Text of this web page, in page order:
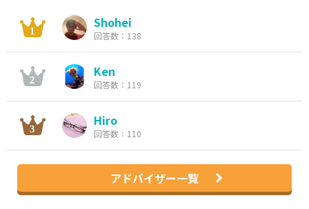
Shohei
回答数：138
Ken
回答数：119
Hiro
回答数：110
アドバイザー一覧